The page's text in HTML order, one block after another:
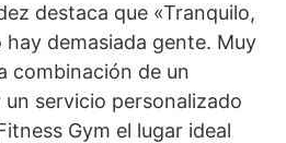
destaca que «Tranquilo,
demasiada gente. Muy
combinación de un
servicio personalizado
Gym el lugar ideal